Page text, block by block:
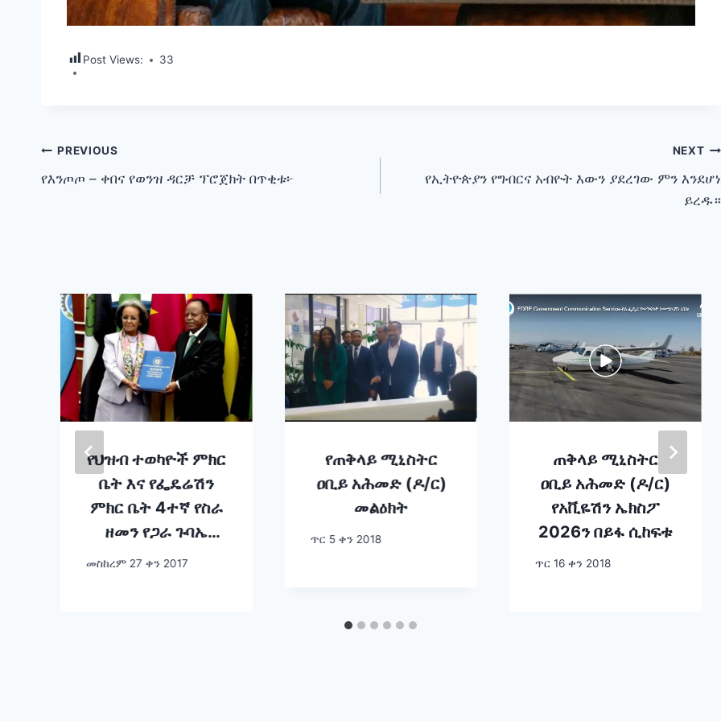
Post Views: 33
Post
navigation
PREVIOUS
የእንጦጦ – ቀበና የወንዝ ዳርቻ ፕሮጀክት በጥቂቱ፦
NEXT
የኢትዮጵያን የግብርና አብዮት እውን ያደረገው ምን እንደሆነ
ይረዱ።
የህዝብ ተወካዮች ምክር
ቤት እና የፌዴሬሽን
ምክር ቤት 4ተኛ የስራ
ዘመን የጋራ ጉባኤ
አምባሳደር ታዬ
መስከረም 27 ቀን 2017
የጠቅላይ ሚኒስትር
ዐቢይ አሕመድ (ዶ/ር)
መልዕክት
ጥር 5 ቀን 2018
ጠቅላይ ሚኒስትር
ዐቢይ አሕመድ (ዶ/ር)
የአቪዬሽን ኤክስፖ
2026ን በይፋ ሲከፍቱ
ጥር 16 ቀን 2018